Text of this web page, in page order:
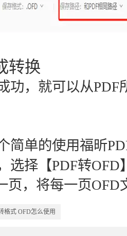
转换
功，就可以从
简单的使用福昕
选择【PDF转
页，将每一页
格式 OFD怎么使用